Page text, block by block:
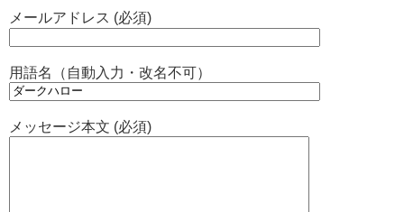
メールアドレス (必須)
用語名（自動入力・改名不可）
メッセージ本文 (必須)